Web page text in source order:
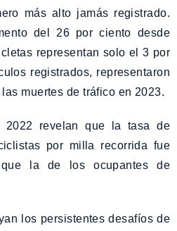
más alto jamás registrado.
del 26 por ciento desde
representan solo el 3 por
registrados, representaron
muertes de tráfico en 2023.
2022 revelan que la tasa de
por milla recorrida fue
la de los ocupantes de
los persistentes desafíos de